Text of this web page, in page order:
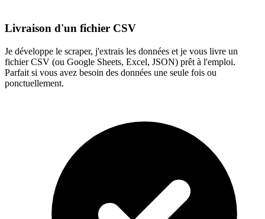
Livraison d'un fichier CSV
Je développe le scraper, j'extrais les données et je vous livre un
fichier CSV (ou Google Sheets, Excel, JSON) prêt à l'emploi.
Parfait si vous avez besoin des données une seule fois ou
ponctuellement.